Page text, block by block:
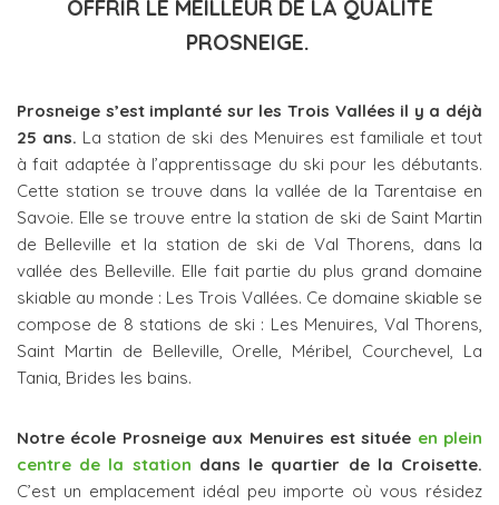
OFFRIR LE MEILLEUR DE LA QUALITÉ
PROSNEIGE.
Prosneige s’est implanté sur les Trois Vallées il y a déjà
25 ans. La station de ski des Menuires est familiale et tout
à fait adaptée à l’apprentissage du ski pour les débutants.
Cette station se trouve dans la vallée de la Tarentaise en
Savoie. Elle se trouve entre la station de ski de Saint Martin
de Belleville et la station de ski de Val Thorens, dans la
vallée des Belleville. Elle fait partie du plus grand domaine
skiable au monde : Les Trois Vallées. Ce domaine skiable se
compose de 8 stations de ski : Les Menuires, Val Thorens,
Saint Martin de Belleville, Orelle, Méribel, Courchevel, La
Tania, Brides les bains.
Notre école Prosneige aux Menuires est située en plein
centre de la station dans le quartier de la Croisette.
C’est un emplacement idéal peu importe où vous résidez